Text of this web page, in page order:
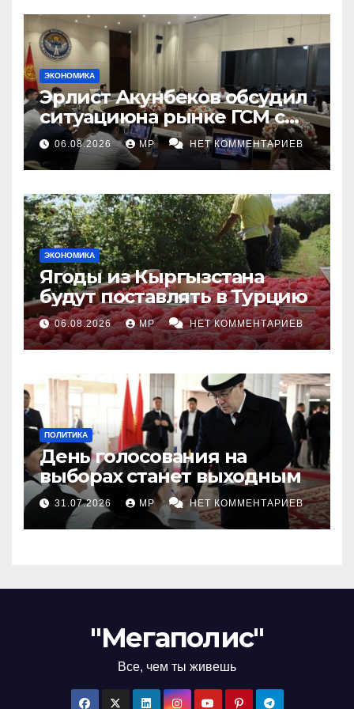
ЭКОНОМИКА
Эрлист Акунбеков обсудил
ситуациюна рынке ГСМ с
топливными компаниями
06.08.2026 MP НЕТ КОММЕНТАРИЕВ
ЭКОНОМИКА
Ягоды из Кыргызстана
будут поставлять в Турцию
06.08.2026 MP НЕТ КОММЕНТАРИЕВ
ПОЛИТИКА
День голосования на
выборах станет выходным
31.07.2026 MP НЕТ КОММЕНТАРИЕВ
"Мегаполис"
Все, чем ты живешь